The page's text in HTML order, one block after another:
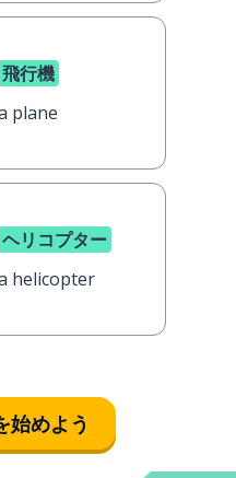
飛行機
plane
ヘリコプター
helicopter
始めよう